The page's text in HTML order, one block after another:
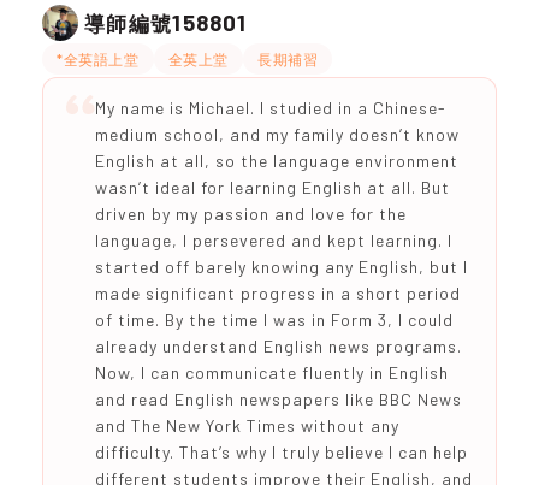
導師編號158801
*全英語上堂 全英上堂 長期補習
My name is Michael. I studied in a Chinese-
medium school, and my family doesn’t know
English at all, so the language environment
wasn’t ideal for learning English at all. But
driven by my passion and love for the
language, I persevered and kept learning. I
started off barely knowing any English, but I
made significant progress in a short period
of time. By the time I was in Form 3, I could
already understand English news programs.
Now, I can communicate fluently in English
and read English newspapers like BBC News
and The New York Times without any
difficulty. That’s why I truly believe I can help
different students improve their English, and